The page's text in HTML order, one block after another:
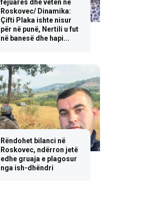
fejuarës dhe veten në
Roskovec/ Dinamika:
Çifti Plaka ishte nisur
për në punë, Nertili u fut
në banesë dhe hapi...
Rëndohet bilanci në
Roskovec, ndërron jetë
edhe gruaja e plagosur
nga ish-dhëndri